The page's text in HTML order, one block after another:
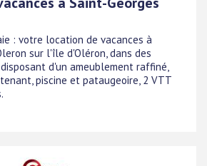
: votre location de vacances à
sur l'île d'Oléron, dans des
d'un ameublement raffiné,
piscine et pataugeoire, 2 VTT